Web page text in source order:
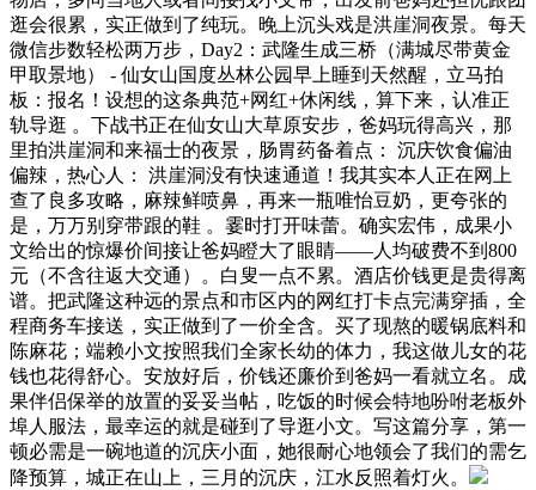
逛会很累，实正做到了纯玩。晚上沉头戏是洪崖洞夜景。每天
微信步数轻松两万步，Day2：武隆生成三桥（满城尽带黄金
甲取景地） - 仙女山国度丛林公园早上睡到天然醒，立马拍
板：报名！设想的这条典范+网红+休闲线，算下来，认准正
轨导逛 。下战书正在仙女山大草原安步，爸妈玩得高兴，那
里拍洪崖洞和来福士的夜景，肠胃药备着点： 沉庆饮食偏油
偏辣，热心人： 洪崖洞没有快速通道！我其实本人正在网上
查了良多攻略，麻辣鲜喷鼻，再来一瓶唯怡豆奶，更夸张的
是，万万别穿带跟的鞋 。霎时打开味蕾。确实宏伟，成果小
文给出的惊爆价间接让爸妈瞪大了眼睛——人均破费不到800
元（不含往返大交通）。白叟一点不累。酒店价钱更是贵得离
谱。把武隆这种远的景点和市区内的网红打卡点完满穿插，全
程商务车接送，实正做到了一价全含。买了现熬的暖锅底料和
陈麻花；端赖小文按照我们全家长幼的体力，我这做儿女的花
钱也花得舒心。安放好后，价钱还廉价到爸妈一看就立名。成
果伴侣保举的放置的妥妥当帖，吃饭的时候会特地吩咐老板外
埠人服法，最幸运的就是碰到了导逛小文。写这篇分享，第一
顿必需是一碗地道的沉庆小面，她很耐心地领会了我们的需乞
降预算，城正在山上，三月的沉庆，江水反照着灯火。